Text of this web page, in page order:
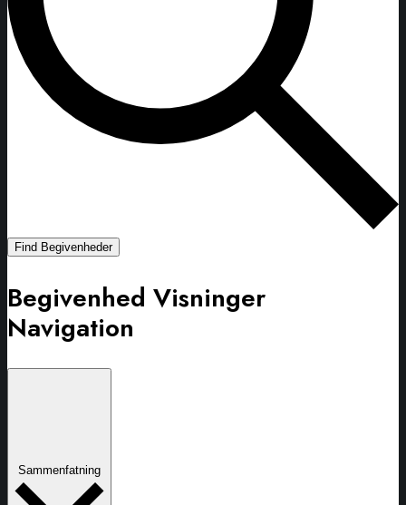
Find Begivenheder
Begivenhed Visninger
Navigation
Sammenfatning